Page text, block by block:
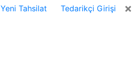
×
Yeni Tahsilat Tedarikçi Girişi